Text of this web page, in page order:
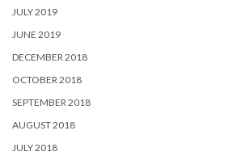
JULY 2019
JUNE 2019
DECEMBER 2018
OCTOBER 2018
SEPTEMBER 2018
AUGUST 2018
JULY 2018